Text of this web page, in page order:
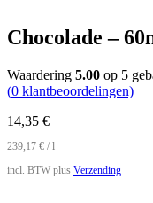
Chocolade –
Waardering 5.00 op 5
(0 klantbeoordelingen)
14,35 €
239,17 € /l
incl. BTW plus Verzending